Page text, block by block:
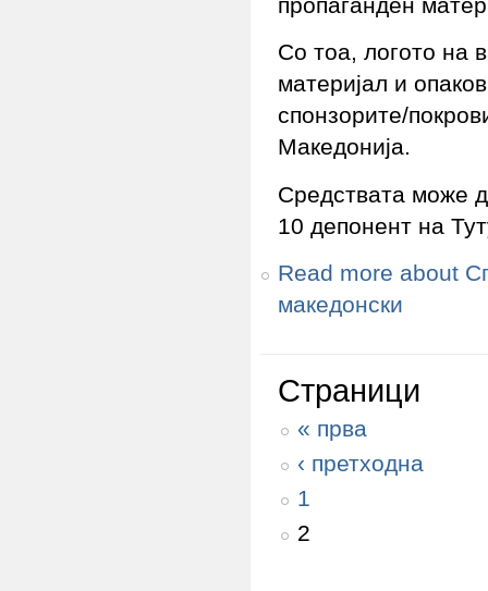
Со тоа, логото на
материјал и
спонзорите/
Македонија.
Средствата може
10 депонент на
Read more about
македонски
Страници
« прва
‹ претходна
1
2